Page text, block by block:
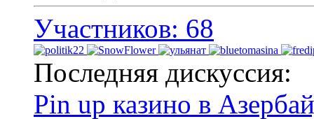
Участников: 68
Последняя дискуссия:
Pin up казино в